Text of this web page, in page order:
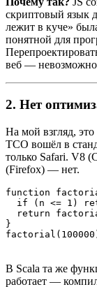
скриптовый язык
лежит в куче»
понятной для
веб —
2. Нет
На мой взгляд,
TCO вошёл в
только Safari. V8
(Firefox) — нет.
function
if (n <= 1)
return
}
В Scala та же
работает —